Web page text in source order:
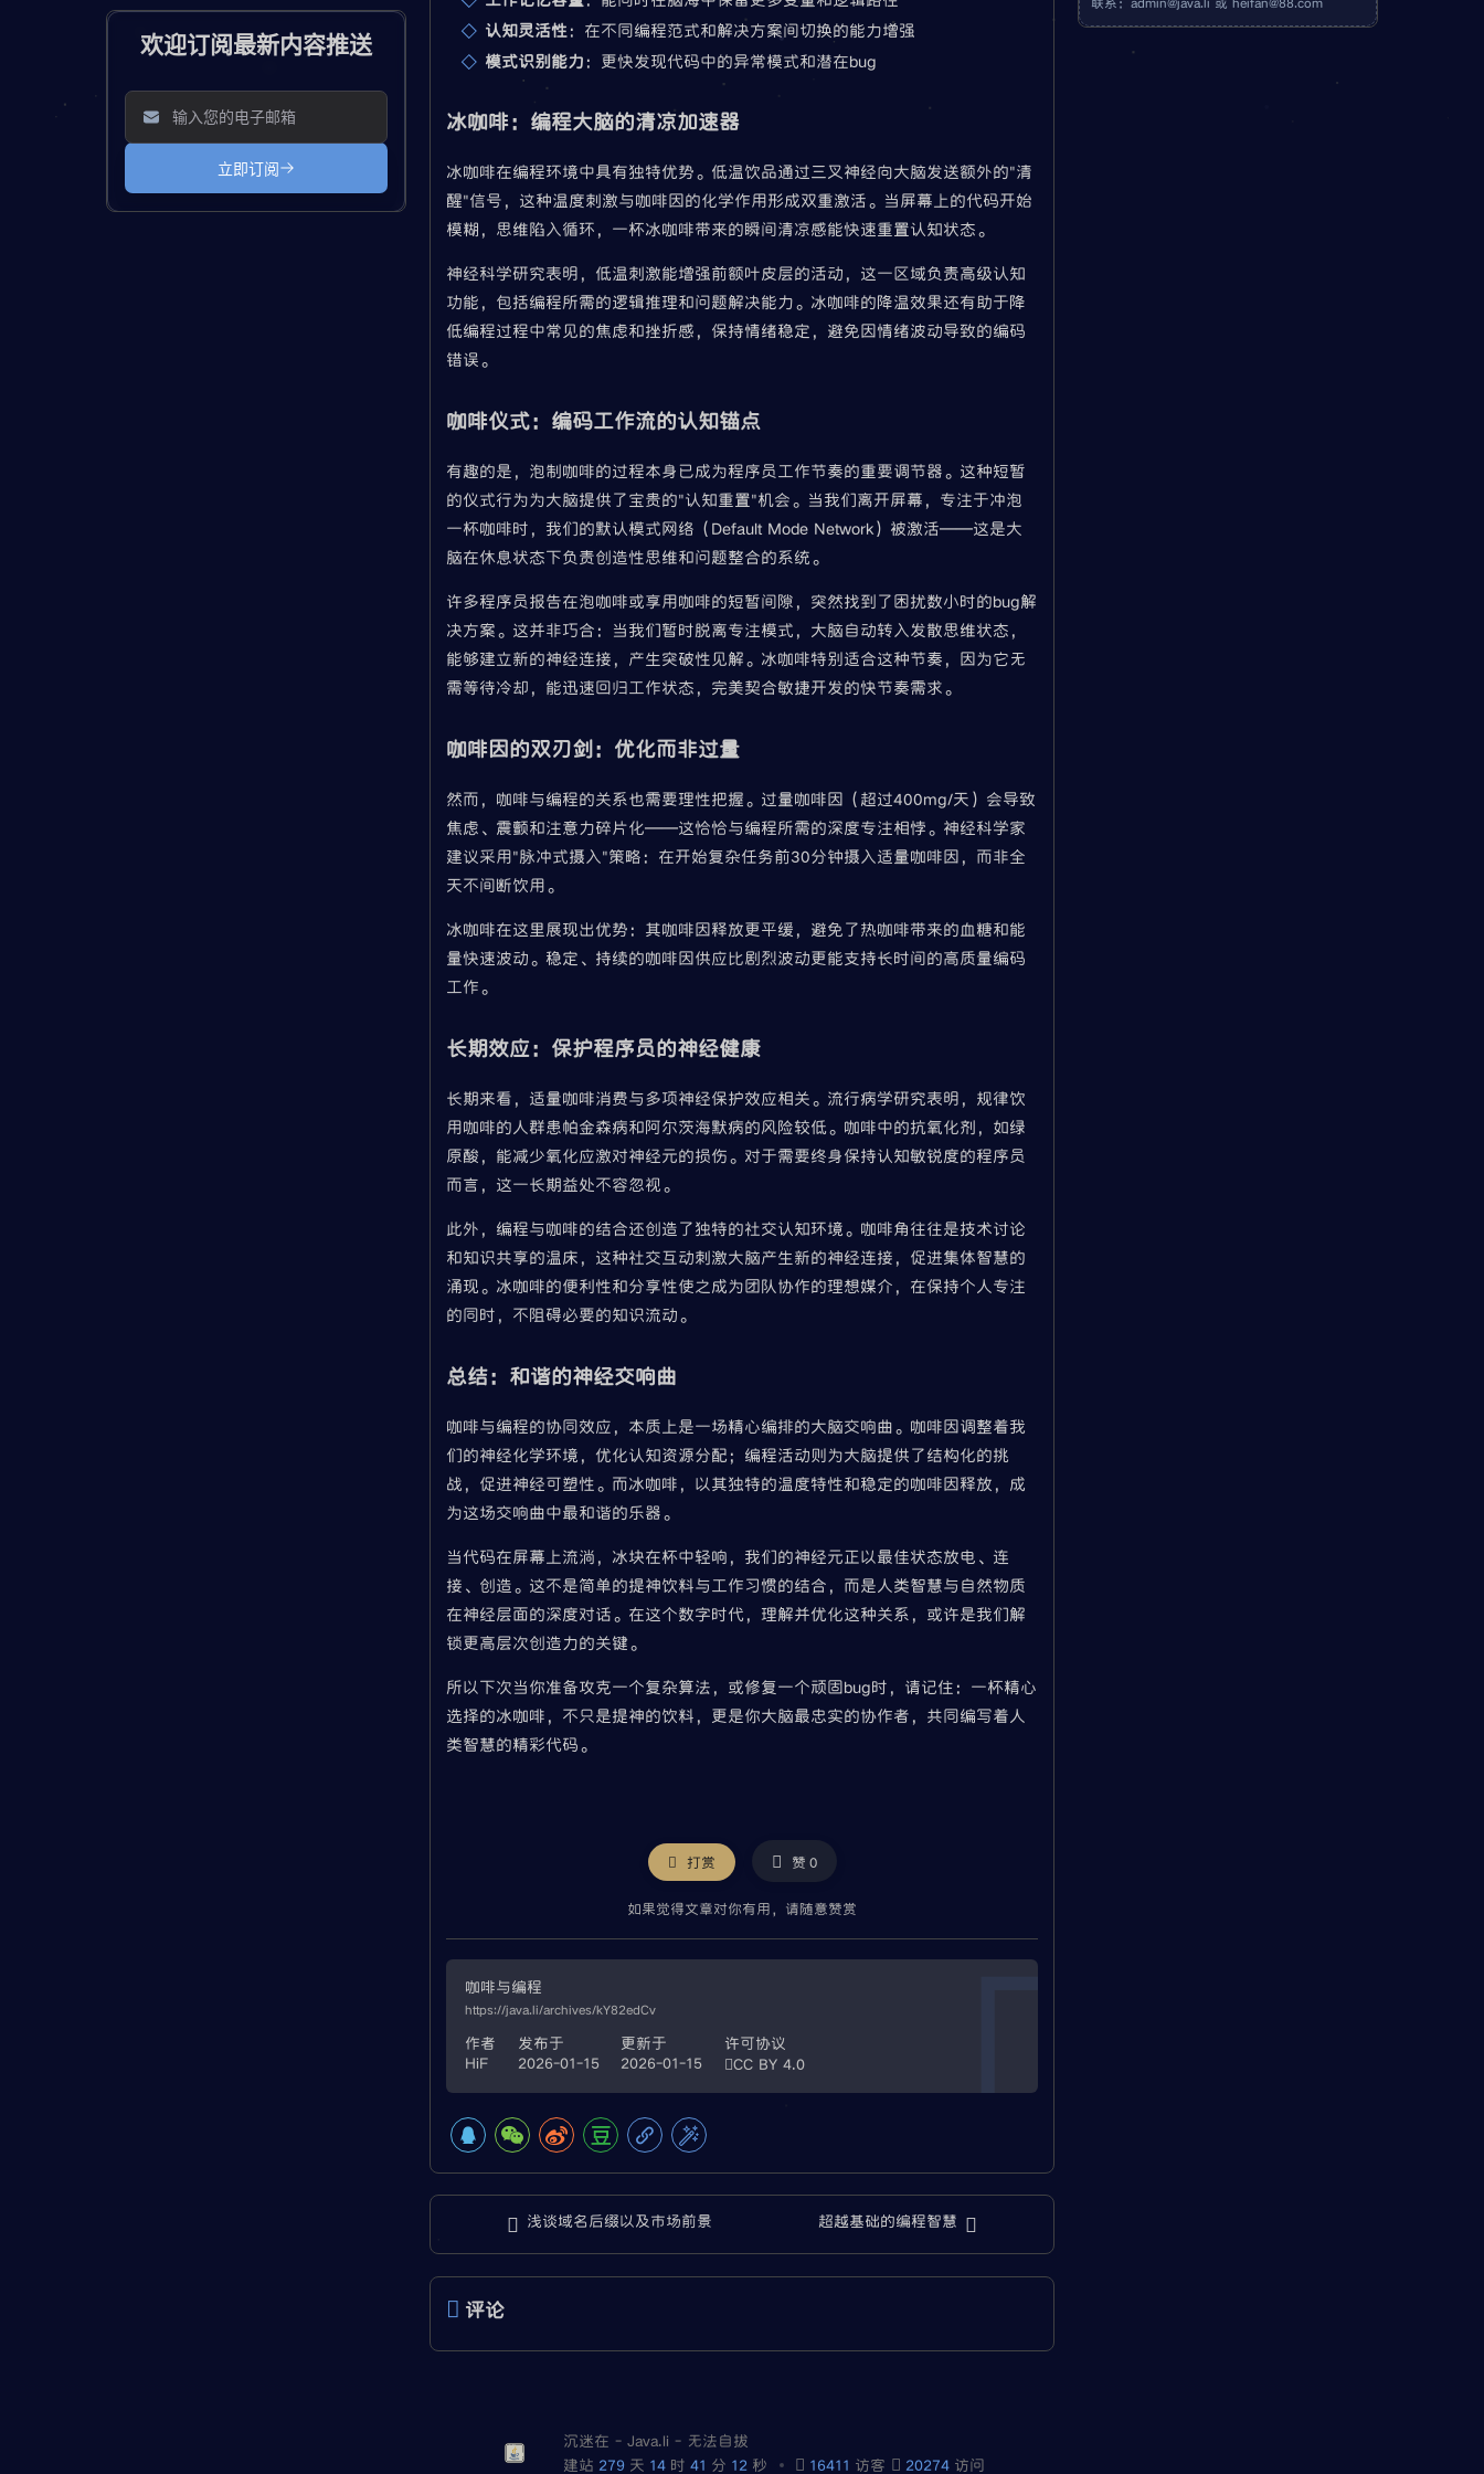
认知灵活性：在不同编程范式和解决方案间切换的能力增强
模式识别能力 ：更快发现代码中的异常模式和潜在bug
冰咖啡：编程大脑的清凉加速器
冰咖啡在编程环境中具有独特优势。低温饮品通过三叉神经向大脑发送额外的"清
醒"信号，这种温度刺激与咖啡因的化学作用形成双重激活。当屏幕上的代码开始
模糊，思维陷入循环，一杯冰咖啡带来的瞬间清凉感能快速重置认知状态。
神经科学研究表明，低温刺激能增强前额叶皮层的活动，这一区域负责高级认知
功能，包括编程所需的逻辑推理和问题解决能力。冰咖啡的降温效果还有助于降
低编程过程中常见的焦虑和挫折感，保持情绪稳定，避免因情绪波动导致的编码
错误。
咖啡仪式：编码工作流的认知锚点
有趣的是，泡制咖啡的过程本身已成为程序员工作节奏的重要调节器。这种短暂
的仪式行为为大脑提供了宝贵的"认知重置"机会。当我们离开屏幕，专注于冲泡
一杯咖啡时，我们的默认模式网络（Default Mode Network）被激活——这是大
脑在休息状态下负责创造性思维和问题整合的系统。
许多程序员报告在泡咖啡或享用咖啡的短暂间隙，突然找到了困扰数小时的bug解
决方案。这并非巧合：当我们暂时脱离专注模式，大脑自动转入发散思维状态，
能够建立新的神经连接，产生突破性见解。冰咖啡特别适合这种节奏，因为它无
需等待冷却，能迅速回归工作状态，完美契合敏捷开发的快节奏需求。
咖啡因的双刃剑：优化而非过量
然而，咖啡与编程的关系也需要理性把握。过量咖啡因（超过400mg/天）会导致
焦虑、震颤和注意力碎片化——这恰恰与编程所需的深度专注相悖。神经科学家
建议采用"脉冲式摄入"策略：在开始复杂任务前30分钟摄入适量咖啡因，而非全
天不间断饮用。
冰咖啡在这里展现出优势：其咖啡因释放更平缓，避免了热咖啡带来的血糖和能
量快速波动。稳定、持续的咖啡因供应比剧烈波动更能支持长时间的高质量编码
工作。
长期效应：保护程序员的神经健康
长期来看，适量咖啡消费与多项神经保护效应相关。流行病学研究表明，规律饮
用咖啡的人群患帕金森病和阿尔茨海默病的风险较低。咖啡中的抗氧化剂，如绿
原酸，能减少氧化应激对神经元的损伤。对于需要终身保持认知敏锐度的程序员
而言，这一长期益处不容忽视。
此外，编程与咖啡的结合还创造了独特的社交认知环境。咖啡角往往是技术讨论
和知识共享的温床，这种社交互动刺激大脑产生新的神经连接，促进集体智慧的
涌现。冰咖啡的便利性和分享性使之成为团队协作的理想媒介，在保持个人专注
的同时，不阻碍必要的知识流动。
总结：和谐的神经交响曲
咖啡与编程的协同效应，本质上是一场精心编排的大脑交响曲。咖啡因调整着我
们的神经化学环境，优化认知资源分配；编程活动则为大脑提供了结构化的挑
战，促进神经可塑性。而冰咖啡，以其独特的温度特性和稳定的咖啡因释放，成
为这场交响曲中最和谐的乐器。
当代码在屏幕上流淌，冰块在杯中轻响，我们的神经元正以最佳状态放电、连
接、创造。这不是简单的提神饮料与工作习惯的结合，而是人类智慧与自然物质
在神经层面的深度对话。在这个数字时代，理解并优化这种关系，或许是我们解
锁更高层次创造力的关键。
所以下次当你准备攻克一个复杂算法，或修复一个顽固bug时，请记住：一杯精心
选择的冰咖啡，不只是提神的饮料，更是你大脑最忠实的协作者，共同编写着人
类智慧的精彩代码。
打赏 赞 0
如果觉得文章对你有用，请随意赞赏
咖啡与编程
https://java.li/archives/kY82edCv
作者
HiF
发布于
2026-01-15
更新于
2026-01-15
许可协议
CC BY 4.0
浅谈域名后缀以及市场前景 超越基础的编程智慧
评论
沉迷在 - Java.li - 无法自拔
建站 279 天 14 时 41 分 13 秒 16411 访客 20274 访问